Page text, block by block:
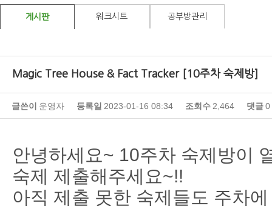
게시판 워크시트 공부방관리
Magic Tree House & Fact Tracker [10주차 숙제방]
글쓴이 운영자 등록일 2023-01-16 08:34 조회수 2,464 댓글0
안녕하세요~ 10주차 숙제방이
숙제 제출해주세요~!!
아직 제출 못한 숙제들도 주차